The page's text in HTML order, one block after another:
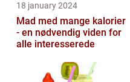
18 january 2024
Mad med mange kalorier
- en nødvendig viden for
alle interesserede